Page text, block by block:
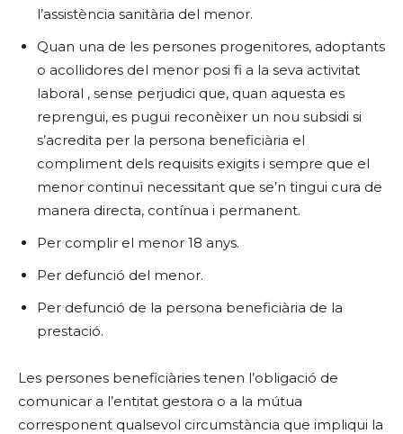
l’assistència sanitària del menor.
Quan una de les persones progenitores, adoptants
o acollidores del menor posi fi a la seva activitat
laboral , sense perjudici que, quan aquesta es
reprengui, es pugui reconèixer un nou subsidi si
s’acredita per la persona beneficiària el
compliment dels requisits exigits i sempre que el
menor continuï necessitant que se’n tingui cura de
manera directa, contínua i permanent.
Per complir el menor 18 anys.
Per defunció del menor.
Per defunció de la persona beneficiària de la
prestació.
Les persones beneficiàries tenen l’obligació de
comunicar a l’entitat gestora o a la mútua
corresponent qualsevol circumstància que impliqui la